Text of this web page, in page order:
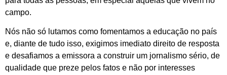
campo.
Nós não só lutamos como fomentamos a educação no país
e, diante de tudo isso, exigimos imediato direito de resposta
e desafiamos a emissora a construir um jornalismo sério, de
qualidade que preze pelos fatos e não por interesses